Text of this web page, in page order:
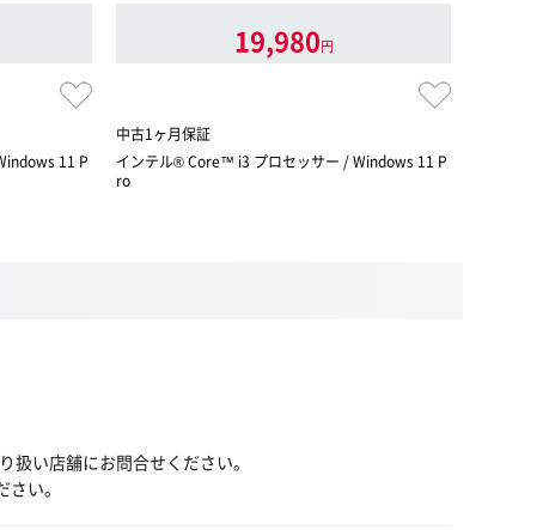
11 P
19,980円
中古1ヶ月保証
インテル® Core™ i3 プロセッサー / Windows 11 P
ro
い店舗にお問合せください。
い。